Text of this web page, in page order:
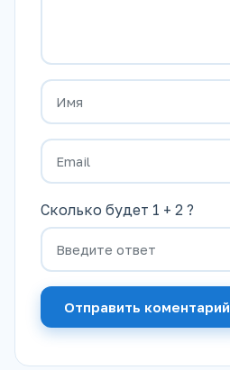
Сколько будет 1 + 2 ?
Отправить коментарий